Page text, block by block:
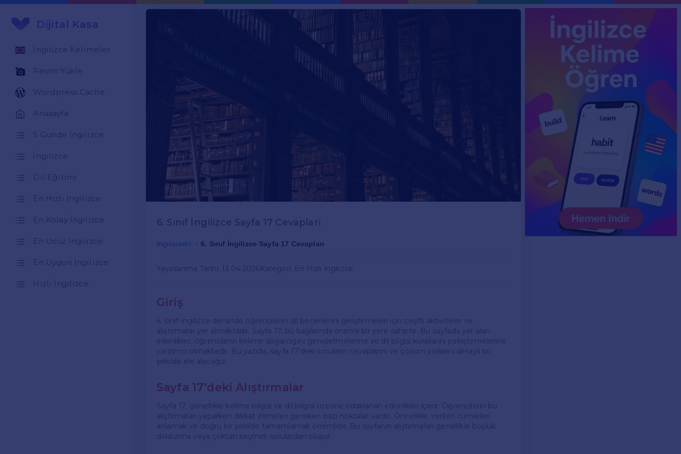
Dijital Kasa
İngilizce Kelimeler
Resim Yükle
Wordpress Cache
Anasayfa
5 Günde İngilizce
İngilizce
Dil Eğitimi
En Hızlı İngilizce
En Kolay İngilizce
En Ucuz İngilizce
En Uygun İngilizce
Hızlı İngilizce
6. Sınıf İngilizce Sayfa 17 Cevapları
İngilizcemi 6. Sınıf İngilizce Sayfa 17 Cevapları
Yayınlanma Tarihi: 13.04.2026 Kategori: En Hızlı İngilizce
Giriş
6. sınıf İngilizce dersinde öğrencilerin dil becerilerini geliştirmeleri için çeşitli aktiviteler ve
alıştırmalar yer almaktadır. Sayfa 17, bu bağlamda önemli bir yere sahiptir. Bu sayfada yer alan
etkinlikler, öğrencilerin kelime dağarcığını genişletmelerine ve dil bilgisi kurallarını pekiştirmelerine
yardımcı olmaktadır. Bu yazıda, sayfa 17'deki soruların cevaplarını ve çözüm yollarını detaylı bir
şekilde ele alacağız.
Sayfa 17'deki Alıştırmalar
Sayfa 17, genellikle kelime bilgisi ve dil bilgisi üzerine odaklanan etkinlikler içerir. Öğrencilerin bu
alıştırmaları yaparken dikkat etmeleri gereken bazı noktalar vardır. Öncelikle, verilen cümleleri
anlamak ve doğru bir şekilde tamamlamak önemlidir. Bu sayfanın alıştırmaları genellikle boşluk
doldurma veya çoktan seçmeli sorulardan oluşur.